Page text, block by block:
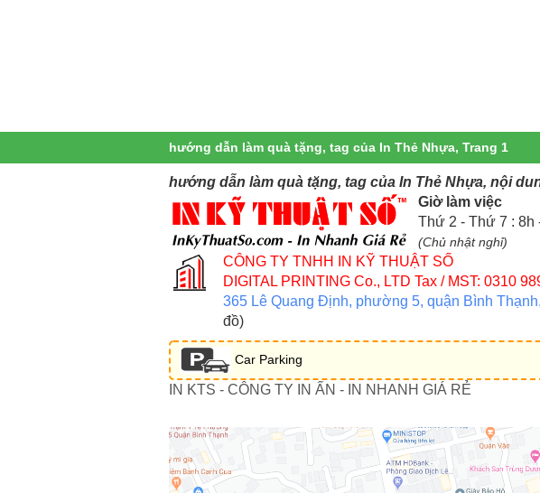
hướng dẫn làm quà tặng, tag của In Thẻ Nhựa, Trang 1
hướng dẫn làm quà tặng, tag của In Thẻ Nhựa, nội
Giờ làm việc
Thứ 2 - Thứ 7 : 8h
(Chủ nhật nghỉ)
CÔNG TY TNHH IN KỸ THUẬT SỐ
DIGITAL PRINTING Co., LTD Tax / MST: 0310
365 Lê Quang Định, phường 5, quận Bình
đồ)
Car Parking
IN KTS - CÔNG TY IN ẤN - IN NHANH GIÁ RẺ